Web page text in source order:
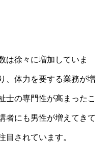
は徐々に増加していま
、体力を要する業務が増
士の専門性が高まったこ
者にも男性が増えてきて
目されています。